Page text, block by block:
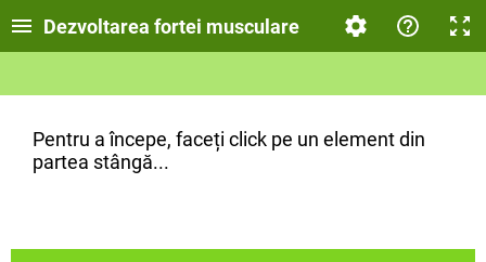
Dezvoltarea fortei musculare
Pentru a începe, faceți click pe un element din
partea stângă...